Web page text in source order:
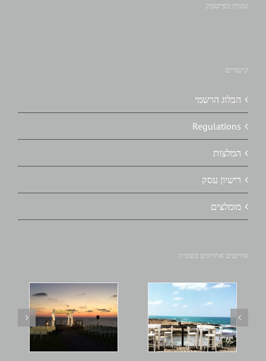
שונית בפייסבוק
קישורים
הבלוג הרשמי
Regulations
המלצות
רישיון עסק
מומלצים
אירועים אחרונים בשונית